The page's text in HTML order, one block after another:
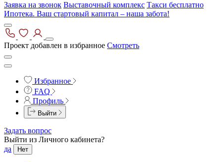
Заявка на звонок Выставочный комплекс Такси бесплатно
Ипотека. Ваш стартовый капитал – наша забота!
Проект добавлен в избранное Смотреть
Избранное
FAQ
Профиль
Выйти
Задать вопрос
Выйти из Личного кабинета?
да
Нет